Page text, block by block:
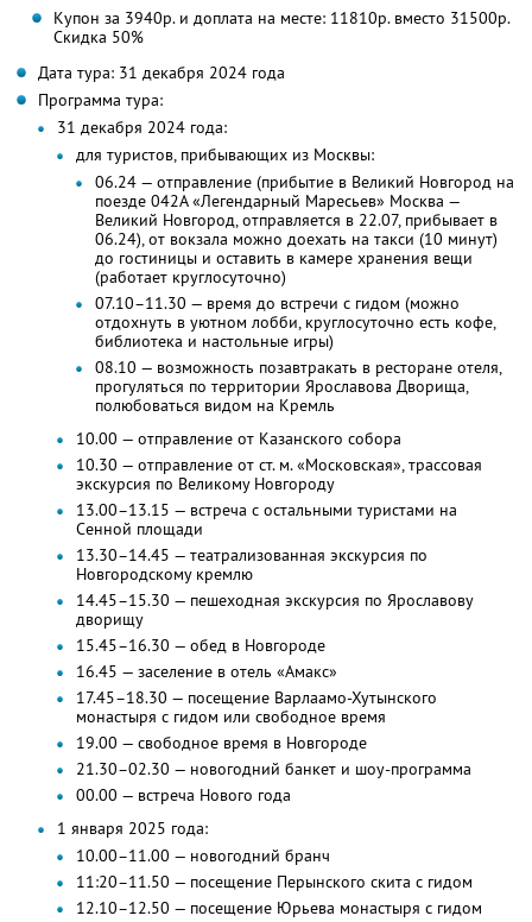
Купон за 3940р. и доплата на месте: 11810р. вместо 31500р.
Скидка 50%
Дата тура: 31 декабря 2024 года
Программа тура:
31 декабря 2024 года:
для туристов, прибывающих из Москвы:
06.24 — отправление (прибытие в Великий Новгород на
поезде 042А «Легендарный Маресьев» Москва —
Великий Новгород, отправляется в 22.07, прибывает в
06.24), от вокзала можно доехать на такси (10 минут)
до гостиницы и оставить в камере хранения вещи
(работает круглосуточно)
07.10–11.30 — время до встречи с гидом (можно
отдохнуть в уютном лобби, круглосуточно есть кофе,
библиотека и настольные игры)
08.10 — возможность позавтракать в ресторане отеля,
прогуляться по территории Ярославова Дворища,
полюбоваться видом на Кремль
10.00 — отправление от Казанского собора
10.30 — отправление от ст. м. «Московская», трассовая
экскурсия по Великому Новгороду
13.00–13.15 — встреча с остальными туристами на
Сенной площади
13.30–14.45 — театрализованная экскурсия по
Новгородскому кремлю
14.45–15.30 — пешеходная экскурсия по Ярославову
дворищу
15.45–16.30 — обед в Новгороде
16.45 — заселение в отель «Амакс»
17.45–18.30 — посещение Варлаамо-Хутынского
монастыря с гидом или свободное время
19.00 — свободное время в Новгороде
21.30–02.30 — новогодний банкет и шоу-программа
00.00 — встреча Нового года
1 января 2025 года:
10.00–11.00 — новогодний бранч
11:20–11.50 — посещение Перынского скита с гидом
12.10–12.50 — посещение Юрьева монастыря с гидом